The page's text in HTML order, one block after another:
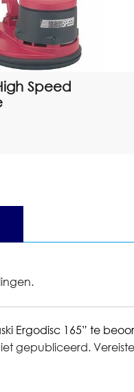
Speed
Ergodisc 165” te
gepubliceerd.